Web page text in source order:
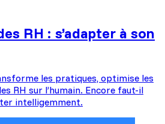
RH : s’adapter à son
les pratiques, optimise les
RH sur l’humain. Encore faut-il
intelligemment.